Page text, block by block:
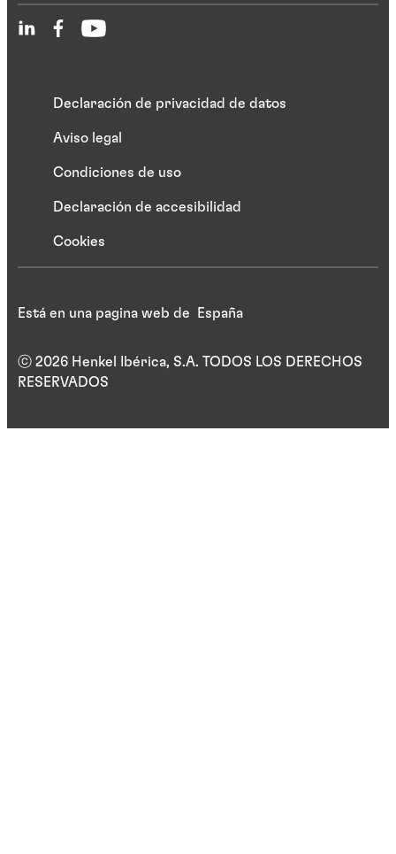
Declaración de privacidad de datos
Aviso legal
Condiciones de uso
Declaración de accesibilidad
Cookies
ⓒ 2026 Henkel Ibérica, S.A. TODOS LOS DERECHOS
RESERVADOS
Está en una pagina web de España